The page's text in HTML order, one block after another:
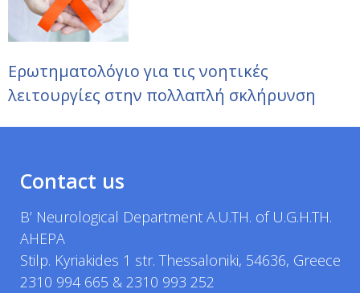
Ερωτηματολόγιο για τις νοητικές
λειτουργίες στην πολλαπλή σκλήρυνση
Contact us
B’ Neurological Department A.U.TH. of U.G.H.TH.
AHEPA
Stilp. Kyriakides 1 str. Thessaloniki, 54636, Greece
2310 994 665 & 2310 993 252